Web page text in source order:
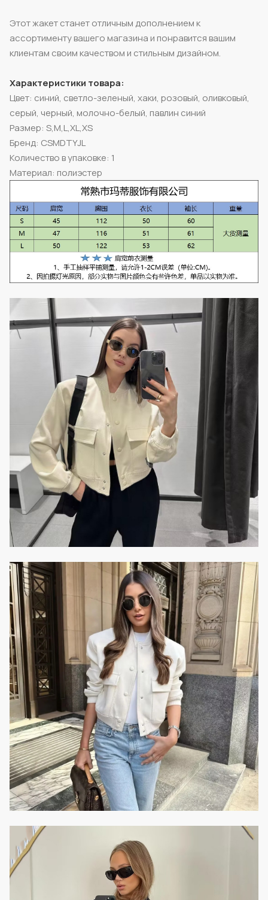
Этот жакет станет отличным дополнением к
ассортименту вашего магазина и понравится вашим
клиентам своим качеством и стильным дизайном.
Характеристики товара:
Цвет: синий, светло-зеленый, хаки, розовый, оливковый,
серый, черный, молочно-белый, павлин синий
Размер: S,M,L,XL,XS
Бренд: CSMDTYJL
Количество в упаковке: 1
Материал: полиэстер